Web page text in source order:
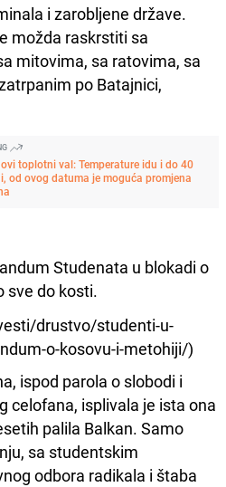
i zarobljene države.
možda raskrstiti sa
mitovima, sa ratovima, sa
po Batajnici,
toplotni val: Temperature idu i do 40
od ovog datuma je moguća promjena
Studenata u blokadi o
sve do kosti.
drustvo/studenti-u-
o-kosovu-i-metohiji/)
ispod parola o slobodi i
celofana, isplivala je ista ona
palila Balkan. Samo
sa studentskim
odbora radikala i štaba